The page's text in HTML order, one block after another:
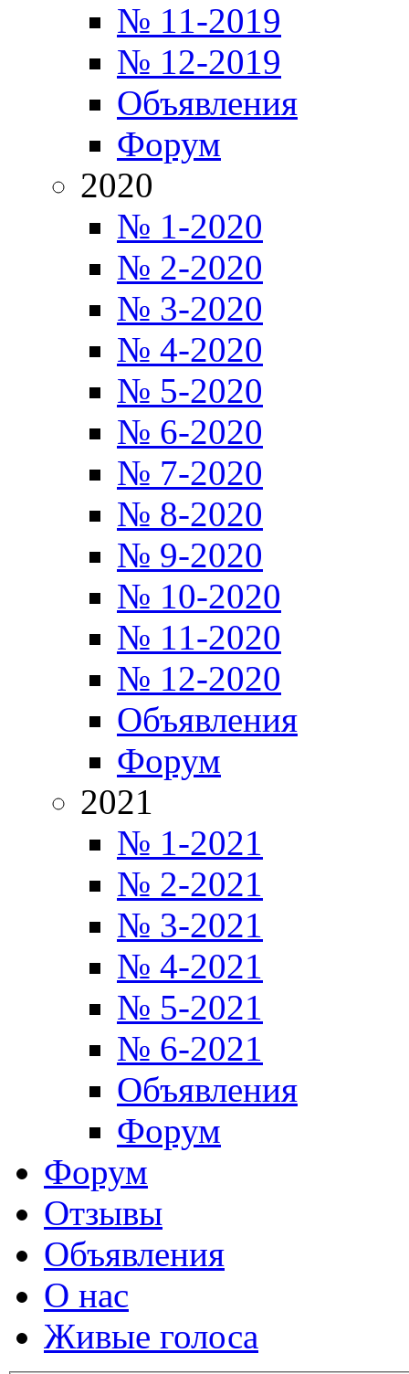
№ 11-2019
№ 12-2019
Объявления
Форум
2020
№ 1-2020
№ 2-2020
№ 3-2020
№ 4-2020
№ 5-2020
№ 6-2020
№ 7-2020
№ 8-2020
№ 9-2020
№ 10-2020
№ 11-2020
№ 12-2020
Объявления
Форум
2021
№ 1-2021
№ 2-2021
№ 3-2021
№ 4-2021
№ 5-2021
№ 6-2021
Объявления
Форум
Форум
Отзывы
Объявления
О нас
Живые голоса